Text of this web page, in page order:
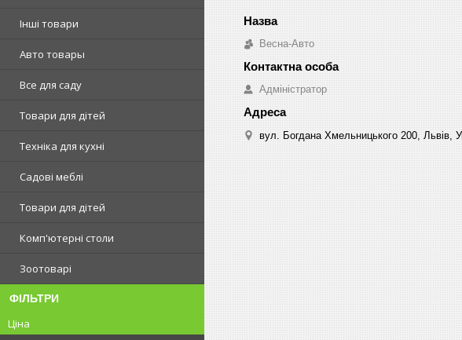
Інші товари
Авто товары
Все для саду
Товари для дітей
Техніка для кухні
Садові меблі
Товари для дітей
Комп'ютерні столи
Зоотоварі
ФІЛЬТРИ
Ціна
Весна-Авто
Адміністратор
вул. Богдана Хмельницького 200, Львів,